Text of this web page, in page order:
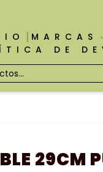
MARCAS
DE
29CM